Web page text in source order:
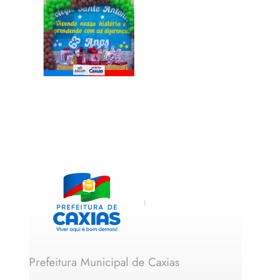
Prefeitura Municipal de Caxias